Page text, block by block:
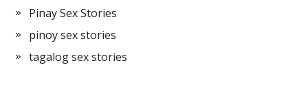
Pinay Sex Stories
pinoy sex stories
tagalog sex stories